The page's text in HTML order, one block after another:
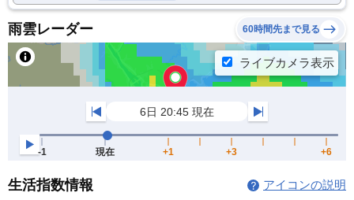
雨雲レーダー 60時間先まで見る
生活指数情報 アイコンの説明